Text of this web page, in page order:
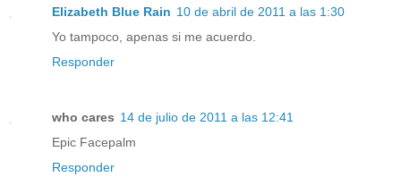
Elizabeth Blue Rain 10 de abril de 2011 a las 1:30
Yo tampoco, apenas si me acuerdo.
Responder
who cares 14 de julio de 2011 a las 12:41
Epic Facepalm
Responder